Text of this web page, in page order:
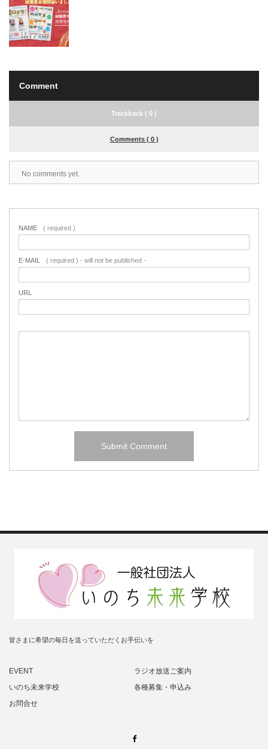
Comment
Trackback ( 0 )
Comments ( 0 )
No comments yet.
NAME ( required )
E-MAIL ( required ) - will not be published -
URL
皆さまに希望の毎日を送っていただくお手伝いを
EVENT
ラジオ放送ご案内
いのち未来学校
各種募集・申込み
お問合せ